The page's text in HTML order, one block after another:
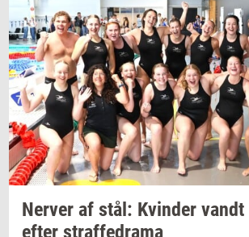
Ner­ver af stål: Kvin­der vandt
efter straf­fed­ra­ma